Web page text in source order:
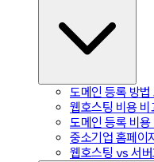
도메인 등록 방
웹호스팅 비용 비
도메인 등록 비용
중소기업 홈페이
웹호스팅 vs 서